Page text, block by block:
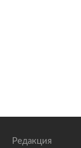
Редакция